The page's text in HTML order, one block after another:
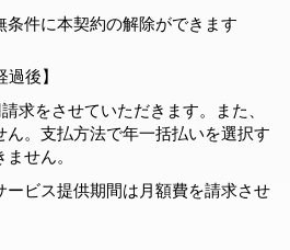
件に本契約の解除ができます
後】
求をさせていただきます。また、
ん。支払方法で年一括払いを選択す
せん。
ービス提供期間は月額費を請求させ